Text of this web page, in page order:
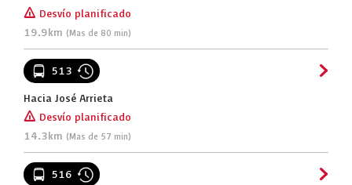
[!] Desvío planificado
19.9km (Mas de 80 min)
513
Hacia José Arrieta
[!] Desvío planificado
14.3km (Mas de 57 min)
516